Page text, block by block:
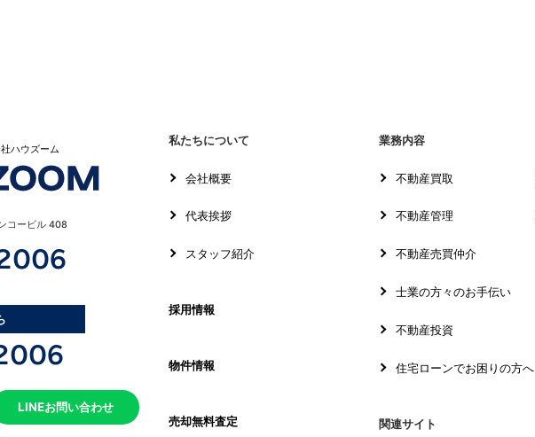
ハウズーム
コービル 408
LINEお問い合わせ
私たちについて
会社概要
代表挨拶
スタッフ紹介
採用情報
物件情報
売却無料査定
業務内容
不動産買取
不動産管理
不動産売買仲介
士業の方々のお手伝い
不動産投資
住宅ローンでお困りの方へ
関連サイト